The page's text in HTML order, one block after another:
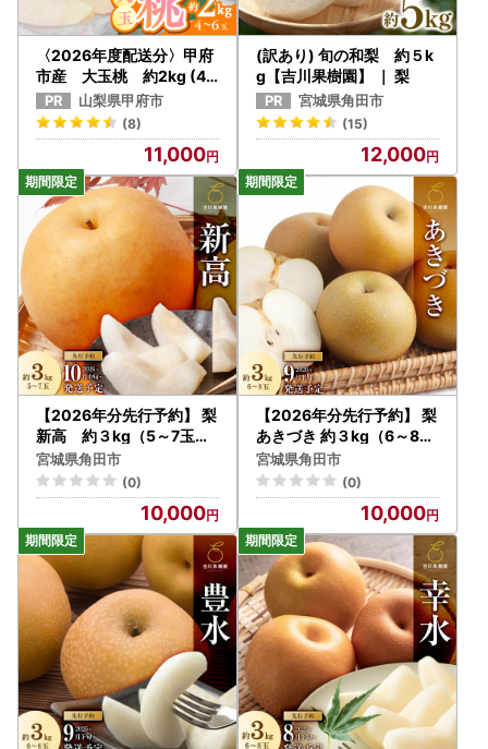
〈2026年度配送分〉甲府
市産 大玉桃 約2kg (4
～6玉)山梨県甲府市
(8)
11,000
(訳あり) 旬の和梨 約５k
g【吉川果樹園】 ｜ 梨
宮城県角田市
(15)
12,000
【2026年分先行予約】 梨
新高 約３kg（5～7玉）1
0月中旬～順次発送【吉川
果樹園】 ｜ 梨
宮城県角田市
(0)
10,000
【2026年分先行予約】 梨
あきづき 約３kg（6～8玉
）9月下旬～順次発送【吉
川果樹園】 ｜ 梨
宮城県角田市
(0)
10,000